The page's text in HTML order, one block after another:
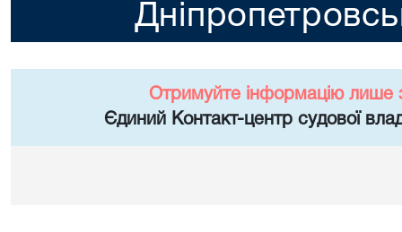
Отримуйте інформацію лише
Єдиний Контакт-центр судової